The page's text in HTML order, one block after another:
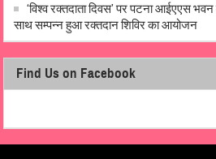
‘विश्व रक्तदाता दिवस’ पर पटना आईएएस
साथ सम्पन्न हुआ रक्तदान शिविर का आयोजन
Find Us on Facebook